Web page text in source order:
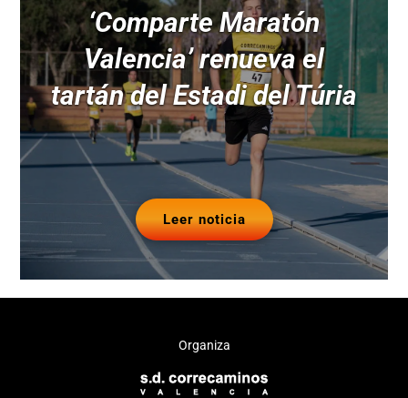
‘Comparte Maratón
Valencia’ renueva el
tartán del Estadi del Túria
Leer noticia
Organiza